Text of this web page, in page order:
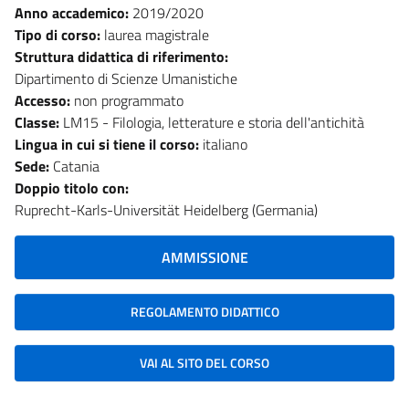
Anno accademico: 2019/2020
Tipo di corso: laurea magistrale
Struttura didattica di riferimento:
Dipartimento di Scienze Umanistiche
Accesso: non programmato
Classe: LM15 - Filologia, letterature e storia dell'antichità
Lingua in cui si tiene il corso: italiano
Sede: Catania
Doppio titolo con:
Ruprecht-Karls-Universität Heidelberg (Germania)
AMMISSIONE
REGOLAMENTO DIDATTICO
VAI AL SITO DEL CORSO